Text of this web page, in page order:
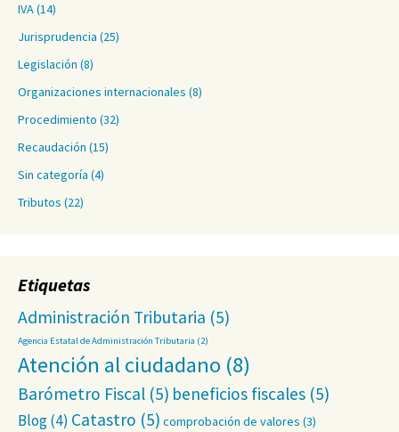
IVA(14)
Jurisprudencia (25)
Legislación (8)
Organizaciones internacionales (8)
Procedimiento (32)
Recaudación (15)
Sin categoría (4)
Tributos (22)
Etiquetas
Administración Tributaria (5)
Agencia Estatal de Administración Tributaria (2)
Atención al ciudadano (8)
Barómetro Fiscal (5) beneficios fiscales (5)
Blog(4) Catastro (5) comprobación de valores (3)